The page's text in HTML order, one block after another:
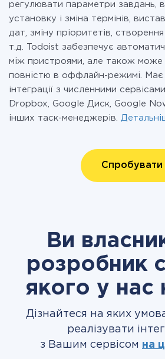
регулювати параметри завдань,
установку і зміна термінів,
дат, зміну пріоритетів,
т.д. Todoist забезпечує
між пристроями, але також може
повністю в оффлайн-режимі. Має
інтеграції з численними
Dropbox, Google Диск, Google
інших таск-менеджерів.
Спробувати
Ви
розробник
якого у нас
Дізнайтеся на яких
реалізувати
з Вашим сервісом на